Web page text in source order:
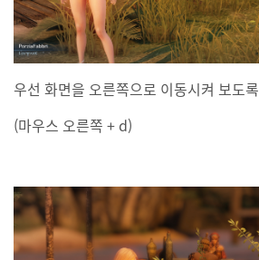
우선 화면을 오른쪽으로 이동시켜 보도
(마우스 오른쪽 + d)